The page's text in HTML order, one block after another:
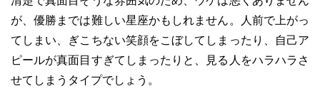
が、優勝までは難しい星座かもしれません。人前で上がっ
てしまい、ぎこちない笑顔をこぼしてしまったり、自己ア
ピールが真面目すぎてしまったりと、見る人をハラハラさ
せてしまうタイプでしょう。